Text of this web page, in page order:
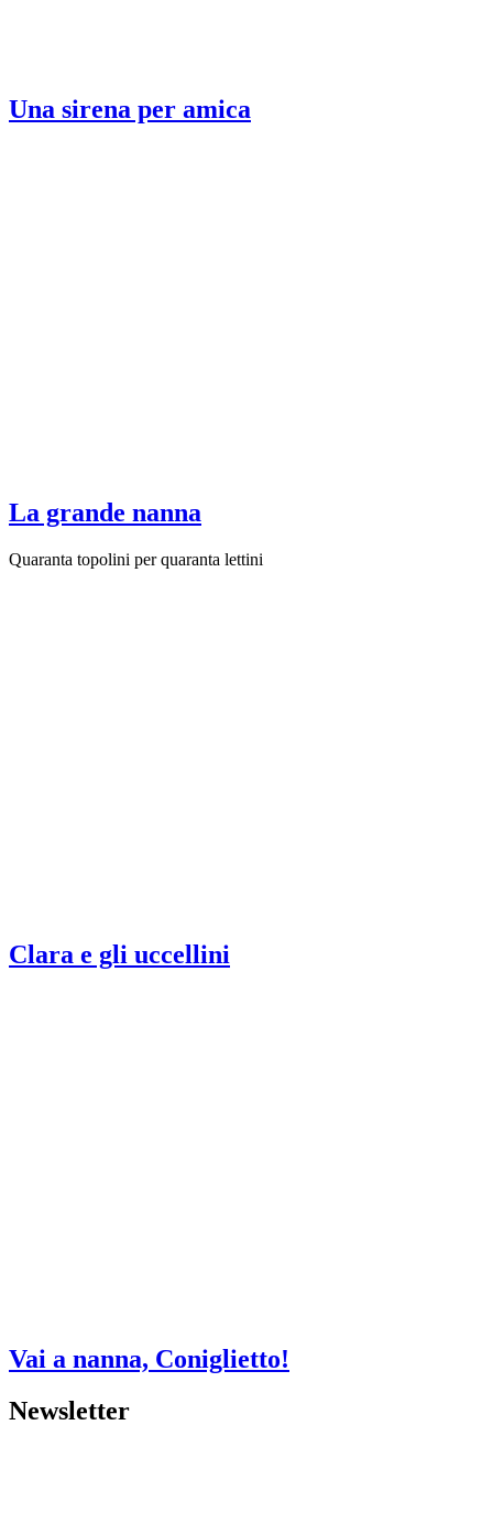
Una sirena per amica
La grande nanna
Quaranta topolini per quaranta lettini
Clara e gli uccellini
Vai a nanna, Coniglietto!
Newsletter